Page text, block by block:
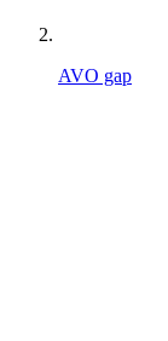
AVO gap